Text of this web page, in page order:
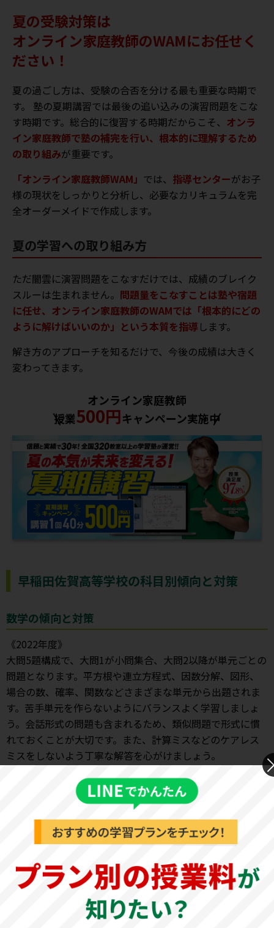
夏の受験対策は
オンライン家庭教師のWAMにお任せく
ださい！
夏の過ごし方は、受験の合否を分ける最も重要な時期で
す。 塾の夏期講習では最後の追い込みの演習問題をこな
す時期です。総合的に復習する時期だからこそ、 オンラ
イン家庭教師で塾の補完を行い、根本的に理解するため
の取り組みが重要です。
「オンライン家庭教師WAM」 では、 指導センターがお子
様の現状をしっかりと分析し、必要なカリキュラムを完
全オーダーメイドで作成します。
夏の学習への取り組み方
ただ闇雲に演習問題をこなすだけでは、成績のブレイク
スルーは生まれません。 問題量をこなすことは塾や宿題
に任せ、オンライン家庭教師のWAMでは「根本的にどの
ように解けばいいのか」という本質を指導 します。
解き方のアプローチを知るだけで、今後の成績は大きく
変わってきます。
オンライン家庭教師
授業500円キャンペーン実施中
早稲田佐賀高等学校の科目別傾向と対策
数学の傾向と対策
《2022年度》
大問5題構成で、大問1が小問集合、大問2以降が単元ごとの
問題となります。平方根や連立方程式、因数分解、図形、
場合の数、確率、関数などさまざまな単元から出題されま
す。苦手単元を作らないようにバランスよく学習しましょ
う。会話形式の問題も含まれるため、類似問題で形式に慣
れておくことが大切です。また、計算ミスなどのケアレス
ミスをしないよう丁寧な解答を心がけましょう。
《2022年度》
つ出題されます。論説的文章と小説的文章は、ともに文章
量が多いため、速読力と精読力が必要となります。小問と
して漢字の読み書きや接続詞、語句の意味、古文単語、現
代仮名遣い、文学史などの知識問題が出題されるため、毎